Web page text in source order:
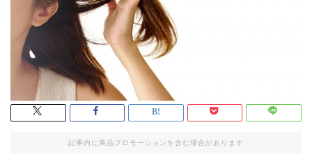
記事内に商品プロモーションを含む場合があります